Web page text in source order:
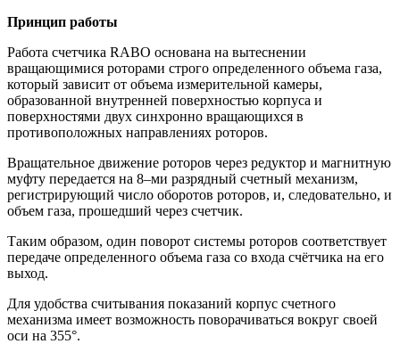
Принцип работы
Работа счетчика RABO основана на вытеснении
вращающимися роторами строго определенного объема газа,
который зависит от объема измерительной камеры,
образованной внутренней поверхностью корпуса и
поверхностями двух синхронно вращающихся в
противоположных направлениях роторов.
Вращательное движение роторов через редуктор и магнитную
муфту передается на 8–ми разрядный счетный механизм,
регистрирующий число оборотов роторов, и, следовательно, и
объем газа, прошедший через счетчик.
Таким образом, один поворот системы роторов соответствует
передаче определенного объема газа со входа счётчика на его
выход.
Для удобства считывания показаний корпус счетного
механизма имеет возможность поворачиваться вокруг своей
оси на 355°.